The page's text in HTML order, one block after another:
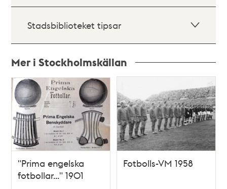
Stadsbiblioteket tipsar
Mer i Stockholmskällan
Relaterade
poster
och
teman
"Prima engelska
fotbollar..." 1901
Fotbolls-VM 1958